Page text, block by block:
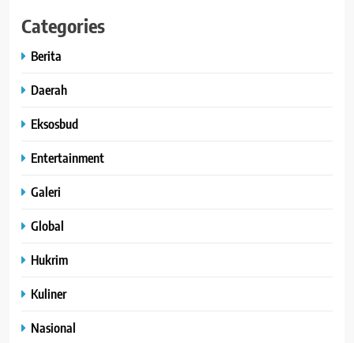
Categories
Berita
Daerah
Eksosbud
Entertainment
Galeri
Global
Hukrim
Kuliner
Nasional